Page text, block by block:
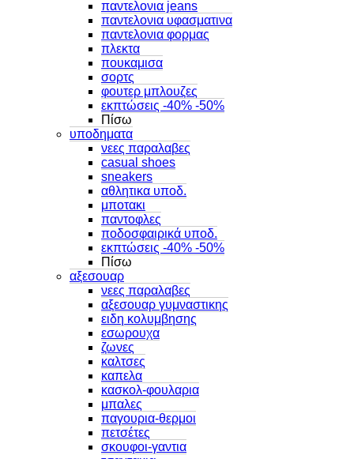
παντελονια jeans
παντελονια υφασματινα
παντελονια φορμας
πλεκτα
πουκαμισα
σορτς
φουτερ μπλουζες
εκπτώσεις -40% -50%
Πίσω
υποδηματα
νεες παραλαβες
casual shoes
sneakers
αθλητικα υποδ.
μποτακι
παντοφλες
ποδοσφαιρικά υποδ.
εκπτώσεις -40% -50%
Πίσω
αξεσουαρ
νεες παραλαβες
αξεσουαρ γυμναστικης
ειδη κολυμβησης
εσωρουχα
ζωνες
καλτσες
καπελα
κασκολ-φουλαρια
μπαλες
παγουρια-θερμοι
πετσέτες
σκουφοι-γαντια